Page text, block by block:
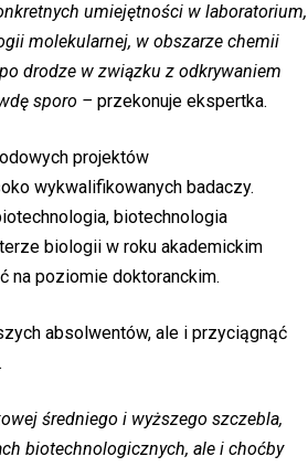
umiejętności w laboratorium,
molekularnej, w obszarze chemii
drodze w związku z odkrywaniem
sporo – przekonuje ekspertka.
projektów
wykwalifikowanych badaczy.
biotechnologia
biologii w roku akademickim
na poziomie doktoranckim.
absolwentów, ale i przyciągnąć
średniego i wyższego szczebla,
biotechnologicznych, ale i choćby